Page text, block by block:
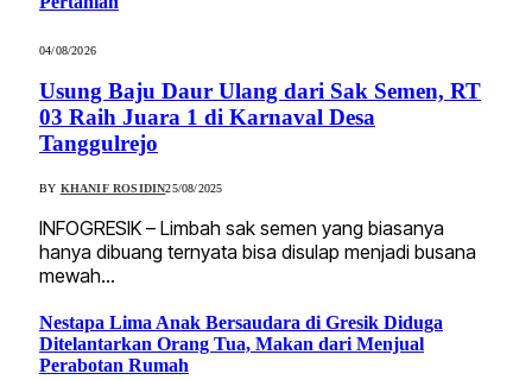
04/08/2026
Usung Baju Daur Ulang dari Sak Semen, RT
03 Raih Juara 1 di Karnaval Desa
Tanggulrejo
BY KHANIF ROSIDIN25/08/2025
INFOGRESIK – Limbah sak semen yang biasanya
hanya dibuang ternyata bisa disulap menjadi busana
mewah…
Nestapa Lima Anak Bersaudara di Gresik Diduga
Ditelantarkan Orang Tua, Makan dari Menjual
Perabotan Rumah